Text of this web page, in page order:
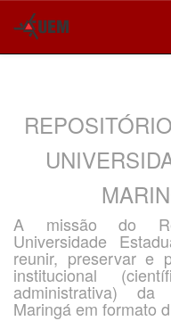
A missão do
Universidade
reunir, preservar e
institucional
administrativa)
Maringá em formato